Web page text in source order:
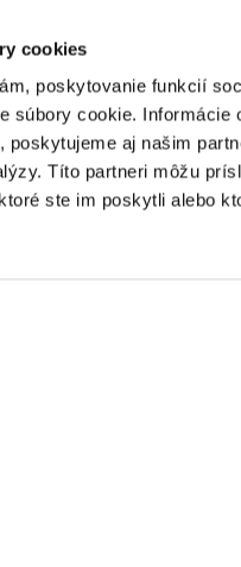
cookies
poskytovanie funkcií
súbory cookie. Informácie
poskytujeme aj našim
Títo partneri môžu
ste im poskytli alebo